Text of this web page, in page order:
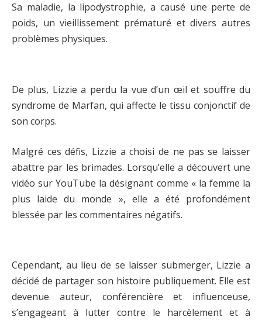
Sa maladie, la lipodystrophie, a causé une perte de
poids, un vieillissement prématuré et divers autres
problèmes physiques.
De plus, Lizzie a perdu la vue d’un œil et souffre du
syndrome de Marfan, qui affecte le tissu conjonctif de
son corps.
Malgré ces défis, Lizzie a choisi de ne pas se laisser
abattre par les brimades. Lorsqu’elle a découvert une
vidéo sur YouTube la désignant comme « la femme la
plus laide du monde », elle a été profondément
blessée par les commentaires négatifs.
Cependant, au lieu de se laisser submerger, Lizzie a
décidé de partager son histoire publiquement. Elle est
devenue auteur, conférencière et influenceuse,
s’engageant à lutter contre le harcèlement et à